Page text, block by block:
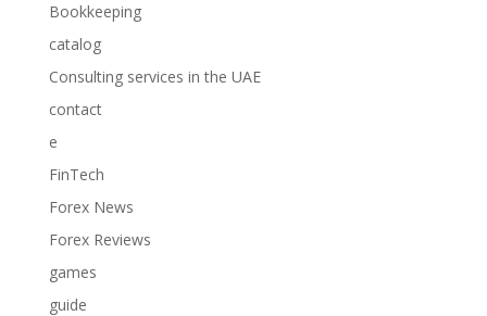
Bookkeeping
catalog
Consulting services in the UAE
contact
e
FinTech
Forex News
Forex Reviews
games
guide